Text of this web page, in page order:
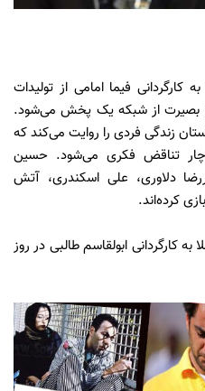
فیما امامی از تولیدات
بصیرت از شبکه یک پخش می‌شود.
زندگی فردی را روایت می‌کند که
دچار تناقض فکری می‌شود. حسین
دلاوری، علی اسکندری، آتش
کرده‌اند.
کارگردانی ابولقاسم طالبی در روز